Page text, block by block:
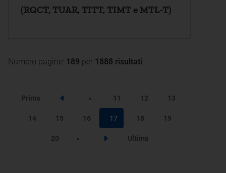
(RQCT, TUAR, TITT, TIMT e MTL-T)
Numero pagine: 189 per 1888 risultati.
Prima
Step precedente
« 11 12 13
14 15 16 17 18 19
20 »
Step successivo
Ultima